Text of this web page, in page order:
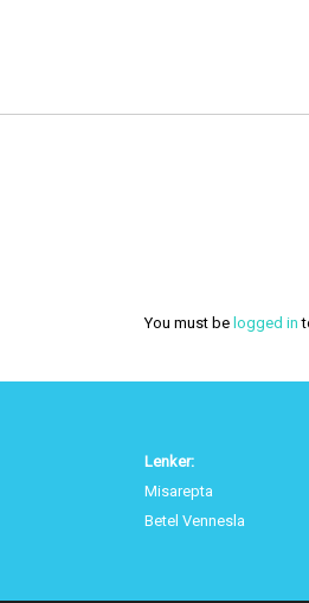
You must be logged in
Lenker:
Misarepta
Betel Vennesla